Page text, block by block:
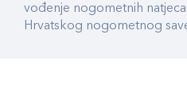
vođenje nogometnih
Hrvatskog nogometnog